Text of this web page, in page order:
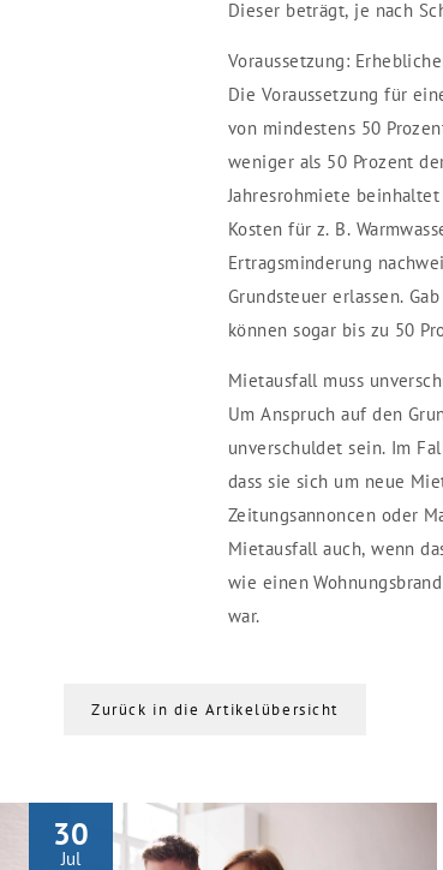
Dieser beträgt, je nach
Voraussetzung:
Die Voraussetzung für
von mindestens 50
weniger als 50 Prozent
Jahresrohmiete
Kosten für z. B.
Ertragsminderung
Grundsteuer erlassen.
können sogar bis zu 50
Mietausfall muss
Um Anspruch auf den
unverschuldet sein. Im
dass sie sich um neue
Zeitungsannoncen oder
Mietausfall auch, wenn
wie einen
war.
Zurück in die Artikelübersicht
30
Jul